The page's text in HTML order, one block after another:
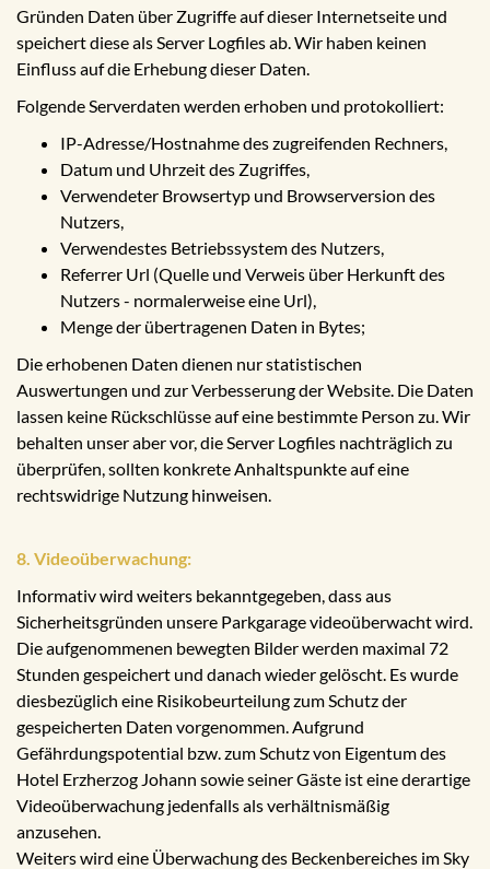
Gründen Daten über Zugriffe auf dieser Internetseite und
speichert diese als Server Logfiles ab. Wir haben keinen
Einfluss auf die Erhebung dieser Daten.
Folgende Serverdaten werden erhoben und protokolliert:
IP-Adresse/Hostnahme des zugreifenden Rechners,
Datum und Uhrzeit des Zugriffes,
Verwendeter Browsertyp und Browserversion des
Nutzers,
Verwendestes Betriebssystem des Nutzers,
Referrer Url (Quelle und Verweis über Herkunft des
Nutzers - normalerweise eine Url),
Menge der übertragenen Daten in Bytes;
Die erhobenen Daten dienen nur statistischen
Auswertungen und zur Verbesserung der Website. Die Daten
lassen keine Rückschlüsse auf eine bestimmte Person zu. Wir
behalten unser aber vor, die Server Logfiles nachträglich zu
überprüfen, sollten konkrete Anhaltspunkte auf eine
rechtswidrige Nutzung hinweisen.
8. Videoüberwachung:
Informativ wird weiters bekanntgegeben, dass aus
Sicherheitsgründen unsere Parkgarage videoüberwacht wird.
Die aufgenommenen bewegten Bilder werden maximal 72
Stunden gespeichert und danach wieder gelöscht. Es wurde
diesbezüglich eine Risikobeurteilung zum Schutz der
gespeicherten Daten vorgenommen. Aufgrund
Gefährdungspotential bzw. zum Schutz von Eigentum des
Hotel Erzherzog Johann sowie seiner Gäste ist eine derartige
Videoüberwachung jedenfalls als verhältnismäßig
anzusehen.
Weiters wird eine Überwachung des Beckenbereiches im Sky